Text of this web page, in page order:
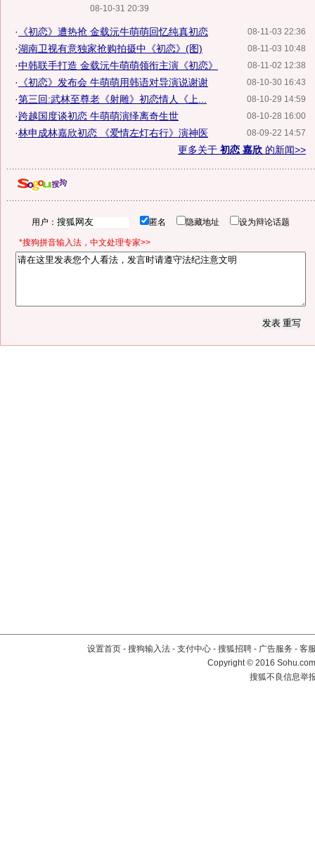
08-10-31 20:39
08-11-03 22:36
· 《初恋》遭热抢 金载沅牛萌萌回忆纯真初恋
08-11-03 10:48
·湖南卫视有意独家抢购拍摄中《初恋》(图)
08-11-02 12:38
·中韩联手打造 金载沅牛萌萌领衔主演《初恋》
08-10-30 16:43
· 《初恋》发布会 牛萌萌用韩语对导演说谢谢
08-10-29 14:59
·第三回:武林至尊老《射雕》初恋情人《上...
08-10-28 16:00
·跨越国度谈初恋 牛萌萌演绎离奇生世
08-09-22 14:57
·林申成林嘉欣初恋 《爱情左灯右行》演神医
更多关于 初恋 嘉欣 的新闻>>
用户： 匿名 隐藏地址 设为辩论话题
*搜狗拼音输入法，中文处理专家>>
设置首页 - 搜狗输入法 - 支付中心 - 搜狐招聘 - 广告服务 - 客
Copyright©2016
搜狐不良信息举